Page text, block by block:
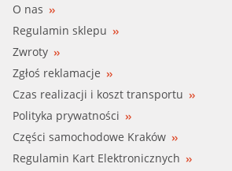
O nas
Regulamin sklepu
Zwroty
Zgłoś reklamacje
Czas realizacji i koszt transportu
Polityka prywatności
Części samochodowe Kraków
Regulamin Kart Elektronicznych